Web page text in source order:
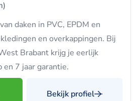
daken in PVC, EPDM en
en overkappingen. Bij
Brabant krijg je eerlijk
en 7 jaar garantie.
Bekijk profiel